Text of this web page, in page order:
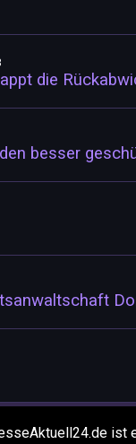
die
besser
ist